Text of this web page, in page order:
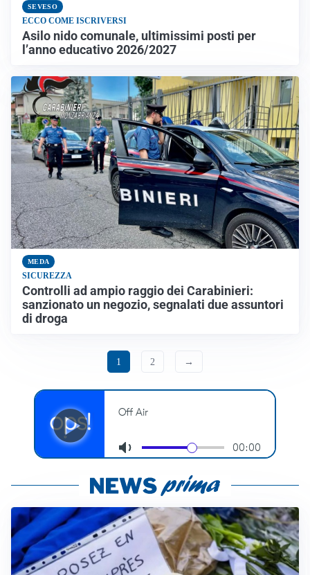
SEVESO
ECCO COME ISCRIVERSI
Asilo nido comunale, ultimissimi posti per
l’anno educativo 2026/2027
MEDA
SICUREZZA
Controlli ad ampio raggio dei Carabinieri:
sanzionato un negozio, segnalati due assuntori
di droga
1 2 →